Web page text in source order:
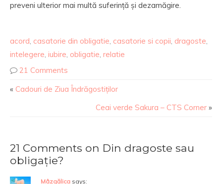
preveni ulterior mai multă suferință și dezamăgire.
acord, casatorie din obligatie, casatorie si copii, dragoste,
intelegere, iubire, obligatie, relatie
21 Comments
« Cadouri de Ziua Îndrăgostiților
Ceai verde Sakura – CTS Corner »
21 Comments on Din dragoste sau
obligație?
Mâzgălica says: